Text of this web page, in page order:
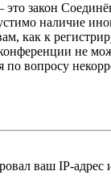
это закон
наличие
как к
не
вопросу
ваш IP-